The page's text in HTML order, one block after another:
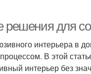
для
интерьера в
В этой
интерьер без